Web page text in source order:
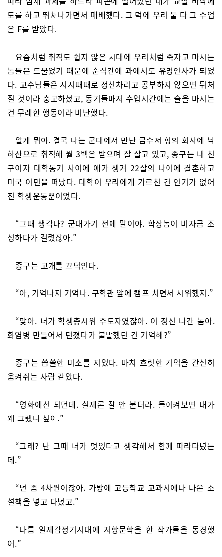
토를 하고 뛰쳐나가면서 패배했다. 그 덕에 우리 둘 다 그 수업
은 F를 받았다.
요즘처럼 취직도 쉽지 않은 시대에 우리처럼 죽자고 마시는
놈들은 드물었기 때문에 순식간에 과에서도 유명인사가 되었
다. 교수님들은 시시때때로 정신차리고 공부하지 않으면 뒤처
질 것이라 충고하셨고, 동기들마저 수업시간에는 술을 마시는
건 무례한 행동이라 비난했다.
알게 뭐야. 결국 나는 군대에서 만난 금수저 형의 회사에 낙
하산으로 취직해 월 3백은 받으며 잘 살고 있고, 종구는 내 친
구이자 대학동기 사이에 애가 생겨 22살의 나이에 결혼하고
미국 이민을 떠났다. 대학이 우리에게 가르친 건 인기가 없어
진 학생운동뿐이었다.
“그때 생각나? 군대가기 전에 말이야. 학장놈이 비자금 조
성하다가 걸렸잖아.”
종구는 고개를 끄덕인다.
“아, 기억나지 기억나. 구학관 앞에 캠프 치면서 시위했지.”
“맞아. 너가 학생총시위 주도자였잖아. 이 정신 나간 놈아.
화염병 만들어서 던졌다가 불발했던 건 기억해?”
종구는 씁쓸한 미소를 지었다. 마치 흐릿한 기억을 간신히
움켜쥐는 사람 같았다.
“영화에선 되던데. 실제론 잘 안 붙더라. 돌이켜보면 내가
왜 그랬나 싶어.”
“그래? 난 그때 너가 멋있다고 생각해서 함께 따라다녔는
데.”
“넌 좀 4차원이잖아. 가방에 고등학교 교과서에나 나온 소
설책을 넣고 다녔고.”
“나름 일제감정기시대에 저항문학을 한 작가들을 동경했
어.”